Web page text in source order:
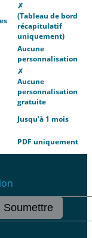
✗
(Tableau de bord
récapitulatif
uniquement)
Aucune
personnalisation
✗
Aucune
personnalisation
gratuite
Jusqu’à 1 mois
PDF uniquement
Soumettre